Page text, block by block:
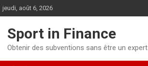
jeudi, août 6, 2026
Sport in Finance
Obtenir des subventions sans être un expert